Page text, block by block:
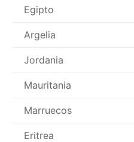
Egipto
Argelia
Jordania
Mauritania
Marruecos
Eritrea